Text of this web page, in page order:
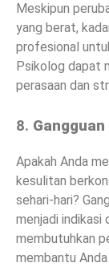
Meskipun
yang berat,
profesional
Psikolog dapat
perasaan dan
8.
Apakah Anda
kesulitan
sehari-hari?
menjadi indikasi
membutuhkan
membantu